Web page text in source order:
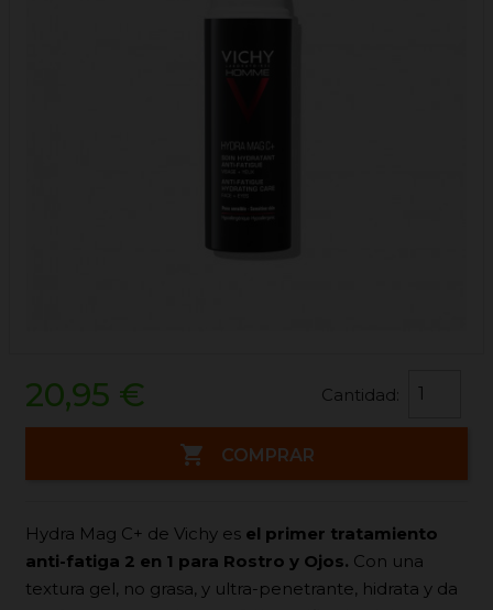
20,95 € Cantidad:
 COMPRAR
Hydra Mag C+ de Vichy es el primer tratamiento
anti-fatiga 2 en 1 para Rostro y Ojos. Con una
textura gel, no grasa, y ultra-penetrante, hidrata y da